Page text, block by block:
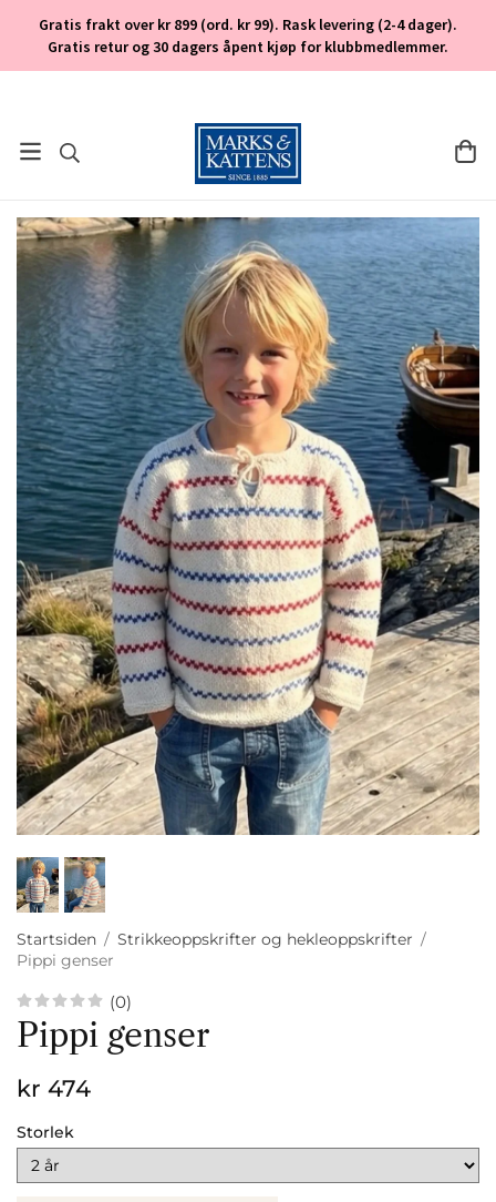
Gratis frakt over kr 899 (ord. kr 99). Rask levering (2-4 dager).
Gratis retur og 30 dagers åpent kjøp for klubbmedlemmer.
Startsiden / Strikkeoppskrifter og hekleoppskrifter /
Pippi genser
(0)
Pippi genser
kr 474
Storlek